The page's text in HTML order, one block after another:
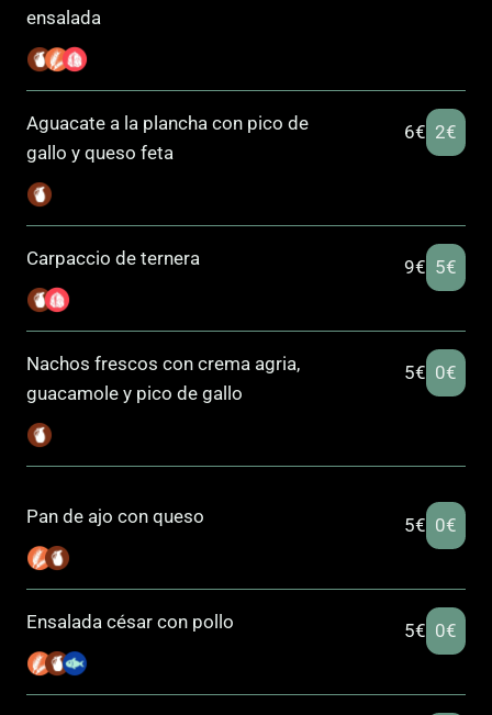
ensalada
Aguacate a la plancha con pico de
gallo y queso feta
6€ 2€
Carpaccio de ternera 9€ 5€
Nachos frescos con crema agria,
guacamole y pico de gallo
5€ 0€
Pan de ajo con queso 5€ 0€
Ensalada césar con pollo 5€ 0€